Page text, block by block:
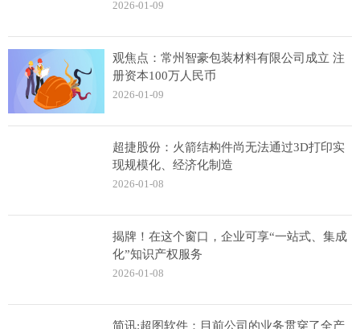
2026-01-09
观焦点：常州智豪包装材料有限公司成立 注
册资本100万人民币
2026-01-09
超捷股份：火箭结构件尚无法通过3D打印实
现规模化、经济化制造
2026-01-08
揭牌！在这个窗口，企业可享“一站式、集成
化”知识产权服务
2026-01-08
简讯:超图软件：目前公司的业务贯穿了全产